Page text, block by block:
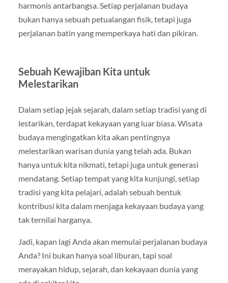
harmonis antarbangsa. Setiap perjalanan budaya
bukan hanya sebuah petualangan fisik, tetapi juga
perjalanan batin yang memperkaya hati dan pikiran.
Sebuah Kewajiban Kita untuk
Melestarikan
Dalam setiap jejak sejarah, dalam setiap tradisi yang di
lestarikan, terdapat kekayaan yang luar biasa. Wisata
budaya mengingatkan kita akan pentingnya
melestarikan warisan dunia yang telah ada. Bukan
hanya untuk kita nikmati, tetapi juga untuk generasi
mendatang. Setiap tempat yang kita kunjungi, setiap
tradisi yang kita pelajari, adalah sebuah bentuk
kontribusi kita dalam menjaga kekayaan budaya yang
tak ternilai harganya.
Jadi, kapan lagi Anda akan memulai perjalanan budaya
Anda? Ini bukan hanya soal liburan, tapi soal
merayakan hidup, sejarah, dan kekayaan dunia yang